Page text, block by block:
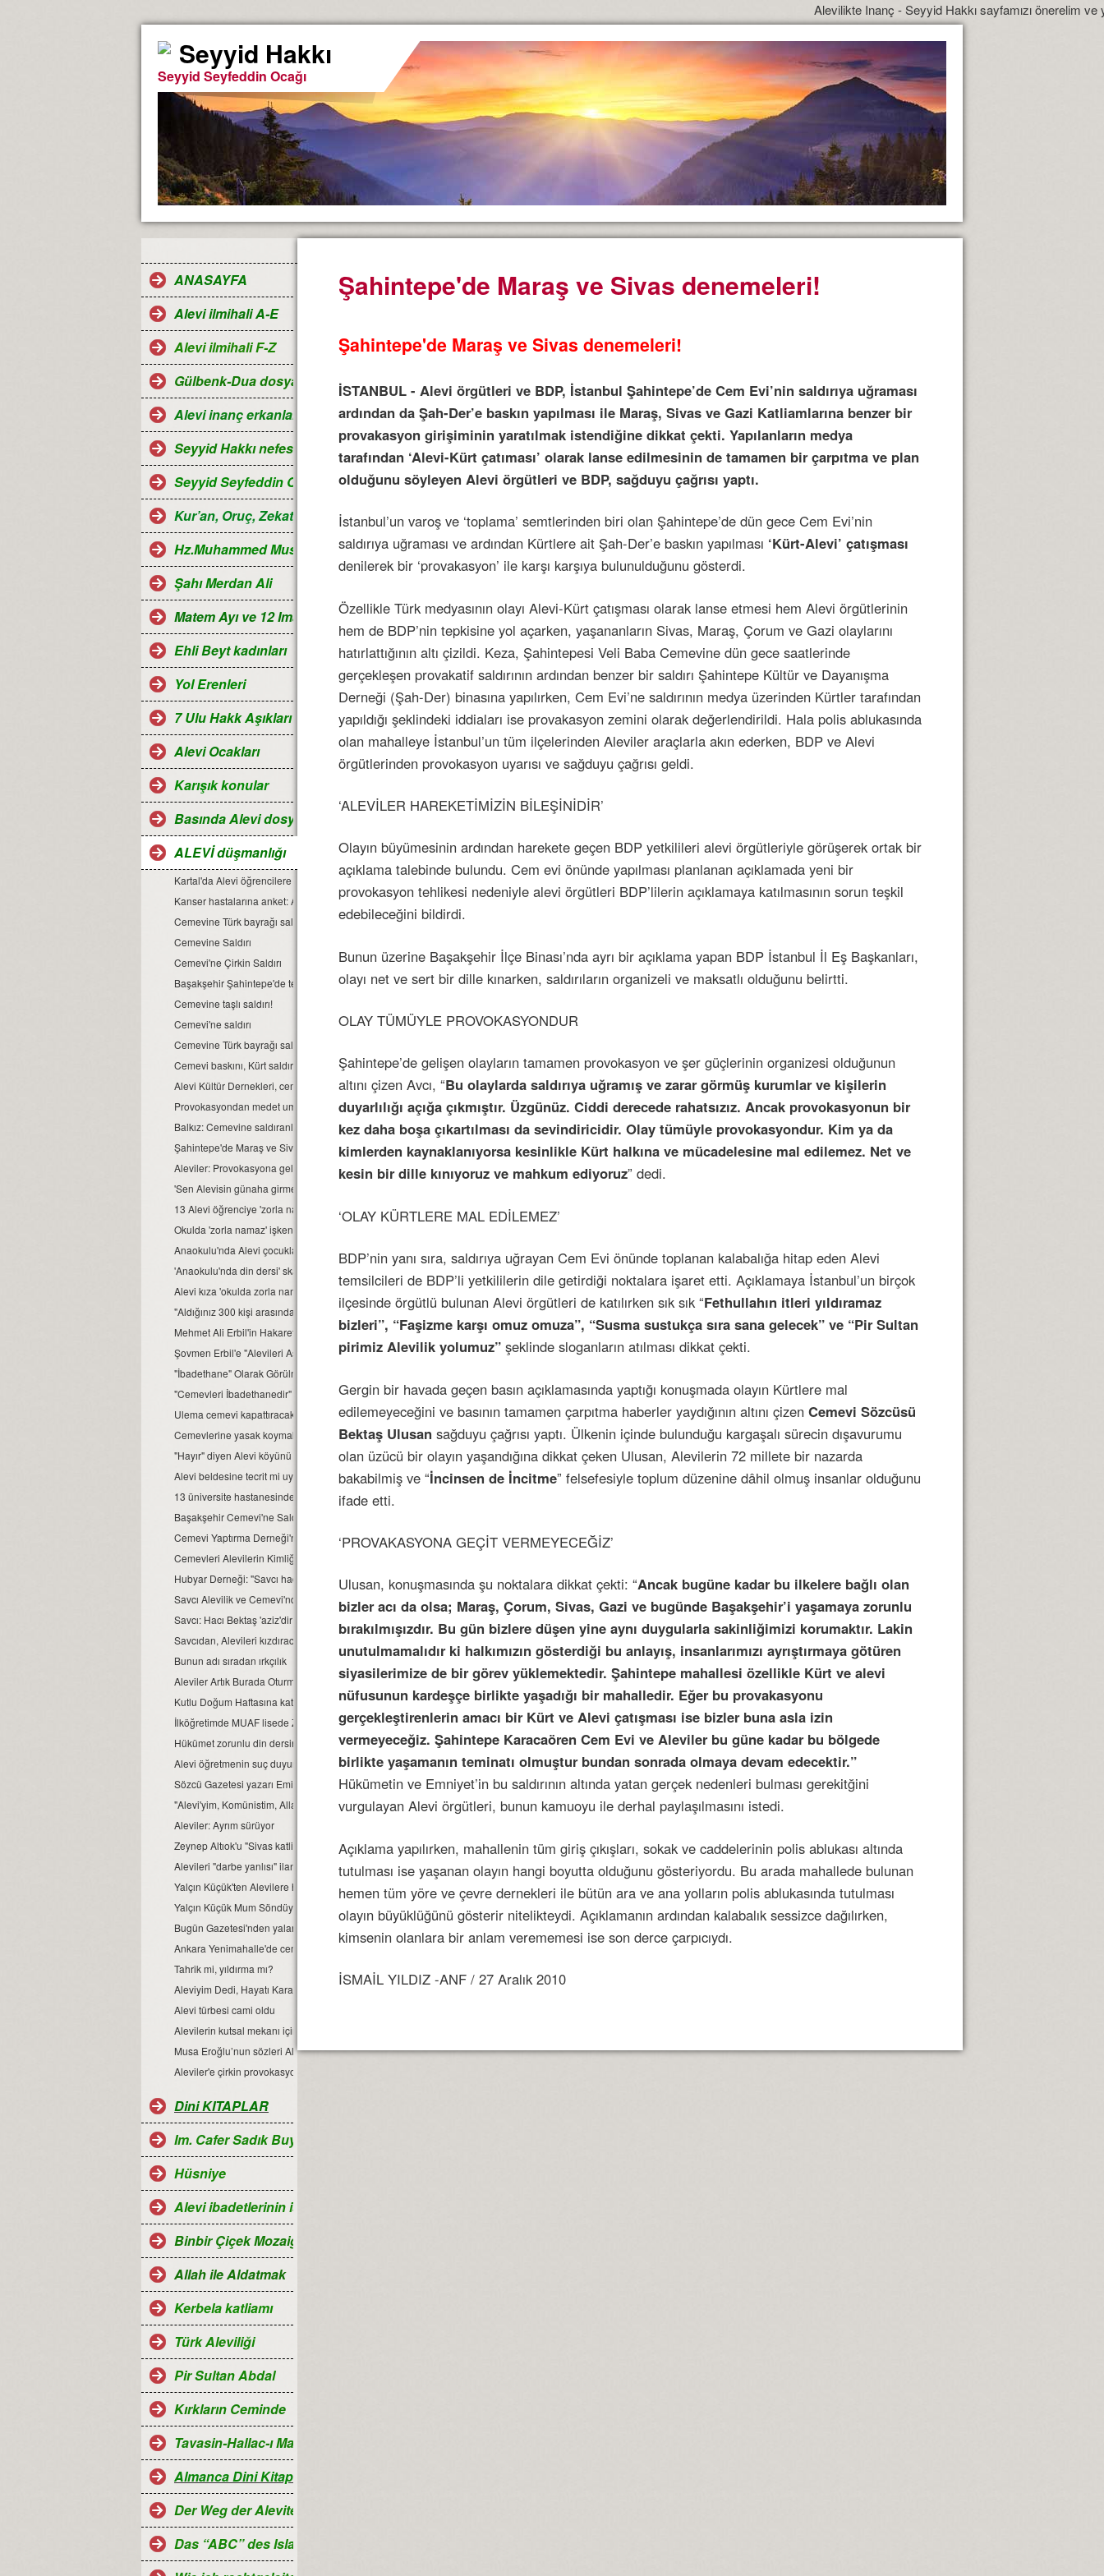
Alevilikte Inanç - Seyyid Hakkı sayfamızı önerelim ve
Seyyid Hakkı
Seyyid Seyfeddin Ocağı
ANASAYFA
Alevi ilmihali A-E
Alevi ilmihali F-Z
Gülbenk-Dua dosyası
Alevi inanç erkanları
Seyyid Hakkı nefesleri
Seyyid Seyfeddin Ocağı...
Kur’an, Oruç, Zekat, Hac ve Ramazan ayı
Hz.Muhammed Mustafa
Şahı Merdan Ali
Matem Ayı ve 12 Imamlar
Ehli Beyt kadınları
Yol Erenleri
7 Ulu Hakk Aşıkları ve Halk ozanları
Alevi Ocakları
Karışık konular
Basında Alevi dosyaları
ALEVİ düşmanlığı
Kartal'da Alevi öğrencilere saldırılar protesto edildi
Kanser hastalarına anket: Alevi misiniz Sünni mi?
Cemevine Türk bayrağı saldırısı
Cemevine Saldırı
Cemevi'ne Çirkin Saldırı
Başakşehir Şahintepe'de tehlikeli provokasyon
Cemevine taşlı saldırı!
Cemevi'ne saldırı
Cemevine Türk bayrağı saldırısı.
Cemevi baskını, Kürt saldırısı değil, organize bir iş
Alevi Kültür Dernekleri, cemevine saldırıyı kınadı
Provokasyondan medet uman gerici güçlerin tahriklerine prim vermeyelim
Balkız: Cemevine saldıranlar, bulunup mahkemeye sevk edilmeli
Şahintepe'de Maraş ve Sivas denemeleri!
Aleviler: Provokasyona gelmeyeceğiz
'Sen Alevisin günaha girmek istemiyoruz' deyip işten atıldı
13 Alevi öğrenciye 'zorla namaz kıldırıldı' iddiası
Okulda 'zorla namaz' işkencesi devam ediyor
Anaokulu'nda Alevi çocuklara 'din dersi' skandalı
'Anaokulu'nda din dersi' skandalına suç duyurusu
Alevi kıza 'okulda zorla namaz' iddiası
"Aldığınız 300 kişi arasında bir tane Alevi var mı?"
Mehmet Ali Erbil'in Hakaretine Takipsizilik
Şovmen Erbil'e "Alevileri Aşağılamak"tan Dava Yok
"İbadethane" Olarak Görülmüyordu; Elektriğini de Kestiler!
"Cemevleri İbadethanedir" Diyen Derneğe Kapatma Davası
Ulema cemevi kapattıracak
Cemevlerine yasak koymak bölücülüktür
"Hayır" diyen Alevi köyünü devlet terk etti
Alevi beldesine tecrit mi uygulanıyor?
13 üniversite hastanesinde Alevi hastalar fişlenmiş
Başakşehir Cemevi'ne Saldırı Olayının iddianamesi hazırlandı
Cemevi Yaptırma Derneği'ne kapatma davası
Cemevleri Alevilerin Kimliğidir!
Hubyar Derneği: "Savcı haddini aşmıştır"
Savcı Alevilik ve Cemevi'nden ne Anlar?
Savcı: Hacı Bektaş 'aziz'dir
Savcıdan, Alevileri kızdıracak mütalaa
Bunun adı sıradan ırkçılık
Aleviler Artık Burada Oturmuyor
Kutlu Doğum Haftasına katılmayan Alevi gence linç girişimi
İlköğretimde MUAF lisede ZORUNLU!
Hükümet zorunlu din dersinden kaldı
Alevi öğretmenin suç duyurusu 8 aydır işleme konulmuyor
Sözcü Gazetesi yazarı Emin Çölaşan, okuyucusuna tepki gösterdi
"Alevi'yim, Komünistim, Allahsızım..."
Aleviler: Ayrım sürüyor
Zeynep Altıok'u "Sivas katliamı açıklamaları" nedeniyle işten çıkardılar!
Alevileri "darbe yanlısı" ilan etti
Yalçın Küçük'ten Alevilere hakaret
Yalçın Küçük Mum Söndüyü Grup Sekse Benzetti!
Bugün Gazetesi'nden yalan ve nefret dolu manşet
Ankara Yenimahalle'de cemevine saldırı
Tahrik mi, yıldırma mı?
Aleviyim Dedi, Hayatı Karardı
Alevi türbesi cami oldu
Alevilerin kutsal mekanı için yıkım kararı
Musa Eroğlu’nun sözleri Alevileri fena kızdırdı!
Aleviler'e çirkin provokasyon
Dini KITAPLAR
Im. Cafer Sadık Buyruğu
Hüsniye
Alevi ibadetlerinin islamdaki yeri
Binbir Çiçek Mozaiği Alevilik
Allah ile Aldatmak
Kerbela katliamı
Türk Aleviliği
Pir Sultan Abdal
Kırkların Ceminde
Tavasin-Hallac-ı Mansur
Almanca Dini Kitaplar-Religiöse Bücher
Der Weg der Aleviten...
Das “ABC” des Islam
Şahintepe'de Maraş ve Sivas denemeleri!
Şahintepe'de Maraş ve Sivas denemeleri!
İSTANBUL - Alevi örgütleri ve BDP, İstanbul Şahintepe’de Cem Evi’nin saldırıya uğraması
ardından da Şah-Der’e baskın yapılması ile Maraş, Sivas ve Gazi Katliamlarına benzer bir
provakasyon girişiminin yaratılmak istendiğine dikkat çekti. Yapılanların medya
tarafından ‘Alevi-Kürt çatıması’ olarak lanse edilmesinin de tamamen bir çarpıtma ve plan
olduğunu söyleyen Alevi örgütleri ve BDP, sağduyu çağrısı yaptı.
İstanbul’un varoş ve ‘toplama’ semtlerinden biri olan Şahintepe’de dün gece Cem Evi’nin
saldırıya uğraması ve ardından Kürtlere ait Şah-Der’e baskın yapılması ‘Kürt-Alevi’ çatışması
denilerek bir ‘provakasyon’ ile karşı karşıya bulunulduğunu gösterdi.
Özellikle Türk medyasının olayı Alevi-Kürt çatışması olarak lanse etmesi hem Alevi örgütlerinin
hem de BDP’nin tepkisine yol açarken, yaşananların Sivas, Maraş, Çorum ve Gazi olaylarını
hatırlattığının altı çizildi. Keza, Şahintepesi Veli Baba Cemevine dün gece saatlerinde
gerçekleşen provakatif saldırının ardından benzer bir saldırı Şahintepe Kültür ve Dayanışma
Derneği (Şah-Der) binasına yapılırken, Cem Evi’ne saldırının medya üzerinden Kürtler tarafından
yapıldığı şeklindeki iddiaları ise provakasyon zemini olarak değerlendirildi. Hala polis ablukasında
olan mahalleye İstanbul’un tüm ilçelerinden Aleviler araçlarla akın ederken, BDP ve Alevi
örgütlerinden provokasyon uyarısı ve sağduyu çağrısı geldi.
‘ALEVİLER HAREKETİMİZİN BİLEŞİNİDİR’
Olayın büyümesinin ardından harekete geçen BDP yetkilileri alevi örgütleriyle görüşerek ortak bir
açıklama talebinde bulundu. Cem evi önünde yapılması planlanan açıklamada yeni bir
provokasyon tehlikesi nedeniyle alevi örgütleri BDP’lilerin açıklamaya katılmasının sorun teşkil
edebileceğini bildirdi.
Bunun üzerine Başakşehir İlçe Binası’nda ayrı bir açıklama yapan BDP İstanbul İl Eş Başkanları,
olayı net ve sert bir dille kınarken, saldırıların organizeli ve maksatlı olduğunu belirtti.
OLAY TÜMÜYLE PROVOKASYONDUR
Şahintepe’de gelişen olayların tamamen provokasyon ve şer güçlerinin organizesi olduğunun
altını çizen Avcı, “Bu olaylarda saldırıya uğramış ve zarar görmüş kurumlar ve kişilerin
duyarlılığı açığa çıkmıştır. Üzgünüz. Ciddi derecede rahatsızız. Ancak provokasyonun bir
kez daha boşa çıkartılması da sevindiricidir. Olay tümüyle provokasyondur. Kim ya da
kimlerden kaynaklanıyorsa kesinlikle Kürt halkına ve mücadelesine mal edilemez. Net ve
kesin bir dille kınıyoruz ve mahkum ediyoruz” dedi.
‘OLAY KÜRTLERE MAL EDİLEMEZ’
BDP’nin yanı sıra, saldırıya uğrayan Cem Evi önünde toplanan kalabalığa hitap eden Alevi
temsilcileri de BDP’li yetkililerin dile getirdiği noktalara işaret etti. Açıklamaya İstanbul’un birçok
ilçesinde örgütlü bulunan Alevi örgütleri de katılırken sık sık “Fethullahın itleri yıldıramaz
bizleri”, “Faşizme karşı omuz omuza”, “Susma sustukça sıra sana gelecek” ve “Pir Sultan
pirimiz Alevilik yolumuz” şeklinde sloganların atılması dikkat çekti.
Gergin bir havada geçen basın açıklamasında yaptığı konuşmada olayın Kürtlere mal
edilemeyeceğini ve basının tamamen çarpıtma haberler yaydığının altını çizen Cemevi Sözcüsü
Bektaş Ulusan sağduyu çağrısı yaptı. Ülkenin içinde bulunduğu kargaşalı sürecin dışavurumu
olan üzücü bir olayın yaşandığına dikkat çeken Ulusan, Alevilerin 72 millete bir nazarda
bakabilmiş ve “İncinsen de İncitme” felsefesiyle toplum düzenine dâhil olmuş insanlar olduğunu
ifade etti.
‘PROVAKASYONA GEÇİT VERMEYECEĞİZ’
Ulusan, konuşmasında şu noktalara dikkat çekti: “Ancak bugüne kadar bu ilkelere bağlı olan
bizler acı da olsa; Maraş, Çorum, Sivas, Gazi ve bugünde Başakşehir’i yaşamaya zorunlu
bırakılmışızdır. Bu gün bizlere düşen yine aynı duygularla sakinliğimizi korumaktır. Lakin
unutulmamalıdır ki halkımızın gösterdiği bu anlayış, insanlarımızı ayrıştırmaya götüren
siyasilerimize de bir görev yüklemektedir. Şahintepe mahallesi özellikle Kürt ve alevi
nüfusunun kardeşçe birlikte yaşadığı bir mahalledir. Eğer bu provakasyonu
gerçekleştirenlerin amacı bir Kürt ve Alevi çatışması ise bizler buna asla izin
vermeyeceğiz. Şahintepe Karacaören Cem Evi ve Aleviler bu güne kadar bu bölgede
birlikte yaşamanın teminatı olmuştur bundan sonrada olmaya devam edecektir.”
Hükümetin ve Emniyet’in bu saldırının altında yatan gerçek nedenleri bulması gerekitğini
vurgulayan Alevi örgütleri, bunun kamuoyu ile derhal paylaşılmasını istedi.
Açıklama yapılırken, mahallenin tüm giriş çıkışları, sokak ve caddelerinin polis ablukası altında
tutulması ise yaşanan olayın hangi boyutta olduğunu gösteriyordu. Bu arada mahallede bulunan
hemen tüm yöre ve çevre dernekleri ile bütün ara ve ana yolların polis ablukasında tutulması
olayın büyüklüğünü gösterir nitelikteydi. Açıklamanın ardından kalabalık sessizce dağılırken,
kimsenin olanlara bir anlam verememesi ise son derce çarpıcıydı.
İSMAİL YILDIZ -ANF / 27 Aralık 2010